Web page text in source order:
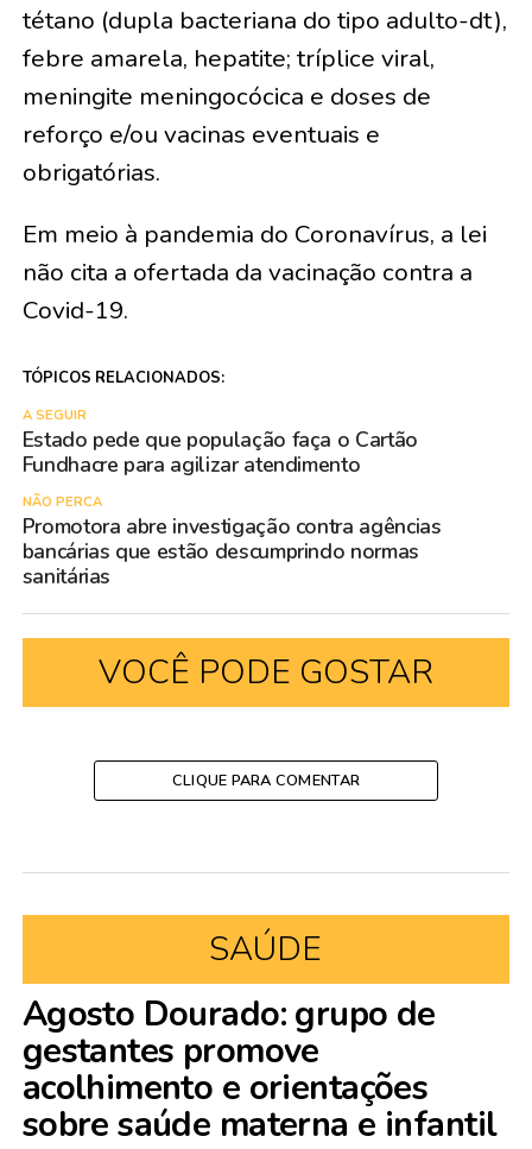
tétano (dupla bacteriana do tipo adulto-dt),
febre amarela, hepatite; tríplice viral,
meningite meningocócica e doses de
reforço e/ou vacinas eventuais e
obrigatórias.
Em meio à pandemia do Coronavírus, a lei
não cita a ofertada da vacinação contra a
Covid-19.
TÓPICOS RELACIONADOS:
A SEGUIR
Estado pede que população faça o Cartão
Fundhacre para agilizar atendimento
NÃO PERCA
Promotora abre investigação contra agências
bancárias que estão descumprindo normas
sanitárias
VOCÊ PODE GOSTAR
CLIQUE PARA COMENTAR
SAÚDE
Agosto Dourado: grupo de
gestantes promove
acolhimento e orientações
sobre saúde materna e infantil